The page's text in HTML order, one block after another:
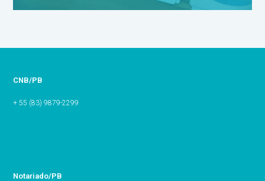
CNB/PB
+ 55 (83) 9879-2299
Notariado/PB